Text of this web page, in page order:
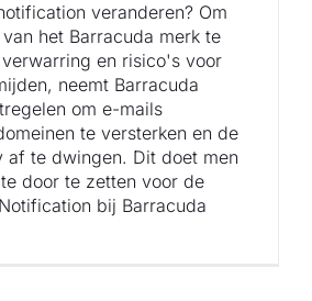
veranderen? Om
het Barracuda merk te
en risico's voor
neemt Barracuda
om e-mails
te versterken en de
af te dwingen. Dit doet men
door te zetten voor de
bij Barracuda